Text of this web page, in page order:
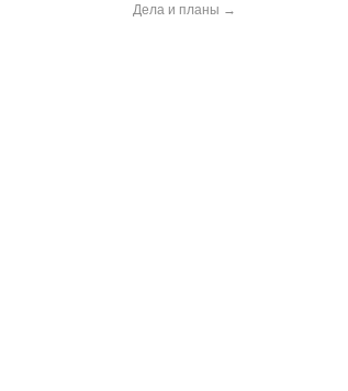
Дела и планы →